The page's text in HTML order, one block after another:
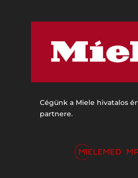
Cégünk a Miele hivatalos
partnere.